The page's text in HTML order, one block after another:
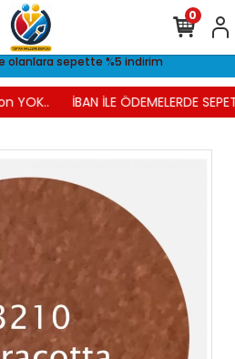
olanlara sepette %5 indirim
YOK.. İBAN İLE ÖDEMELERDE
0